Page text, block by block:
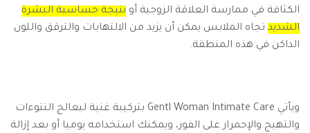
الكثافة في ممارسة العلاقة الزوجية أو نتيجة حساسية البشرة
الشديد تجاه الملابس يمكن أن يزيد من الالتهابات والترقق واللون
الداكن في هذه المنطقة.
ويأتي Gentl Woman Intimate Care بتركيبة غنية ليعالج النتوءات
والتهيج والإحمرار على الفور، ويمكنك استخدامه يوميا أو بعد إزالة